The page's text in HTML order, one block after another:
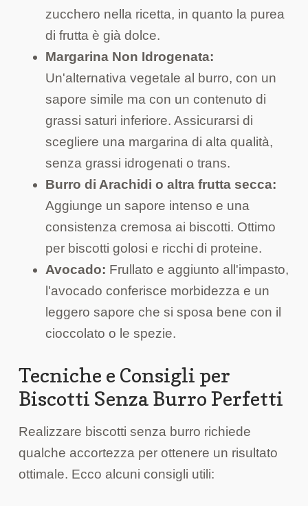
zucchero nella ricetta, in quanto la purea
di frutta è già dolce.
Margarina Non Idrogenata:
Un'alternativa vegetale al burro, con un
sapore simile ma con un contenuto di
grassi saturi inferiore. Assicurarsi di
scegliere una margarina di alta qualità,
senza grassi idrogenati o trans.
Burro di Arachidi o altra frutta secca:
Aggiunge un sapore intenso e una
consistenza cremosa ai biscotti. Ottimo
per biscotti golosi e ricchi di proteine.
Avocado: Frullato e aggiunto all'impasto,
l'avocado conferisce morbidezza e un
leggero sapore che si sposa bene con il
cioccolato o le spezie.
Tecniche e Consigli per
Biscotti Senza Burro Perfetti
Realizzare biscotti senza burro richiede
qualche accortezza per ottenere un risultato
ottimale. Ecco alcuni consigli utili: